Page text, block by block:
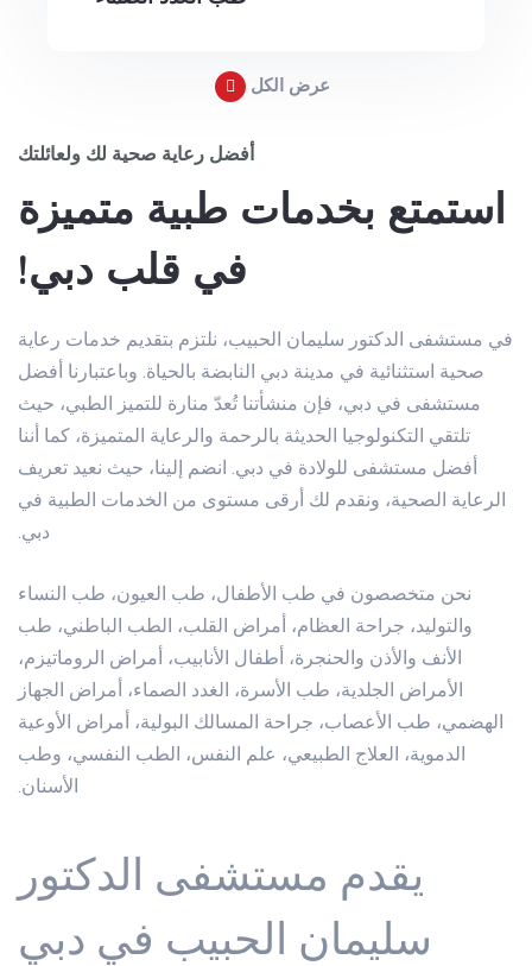
عرض الكل
أفضل رعاية صحية لك ولعائلتك
استمتع بخدمات طبية متميزة
في قلب دبي!
في مستشفى الدكتور سليمان الحبيب، نلتزم بتقديم خدمات رعاية
صحية استثنائية في مدينة دبي النابضة بالحياة. وباعتبارنا أفضل
مستشفى في دبي، فإن منشأتنا تُعدّ منارة للتميز الطبي، حيث
تلتقي التكنولوجيا الحديثة بالرحمة والرعاية المتميزة، كما أننا
أفضل مستشفى للولادة في دبي. انضم إلينا، حيث نعيد تعريف
الرعاية الصحية، ونقدم لك أرقى مستوى من الخدمات الطبية في
دبي.
نحن متخصصون في طب الأطفال، طب العيون، طب النساء
والتوليد، جراحة العظام، أمراض القلب، الطب الباطني، طب
الأنف والأذن والحنجرة، أطفال الأنابيب، أمراض الروماتيزم،
الأمراض الجلدية، طب الأسرة، الغدد الصماء، أمراض الجهاز
الهضمي، طب الأعصاب، جراحة المسالك البولية، أمراض الأوعية
الدموية، العلاج الطبيعي، علم النفس، الطب النفسي، وطب
الأسنان.
يقدم مستشفى الدكتور
سليمان الحبيب في دبي